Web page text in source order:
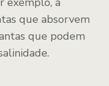
que absorvem
que podem